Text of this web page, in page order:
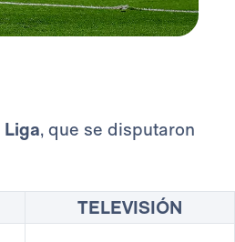
Liga, que se disputaron
TELEVISIÓN